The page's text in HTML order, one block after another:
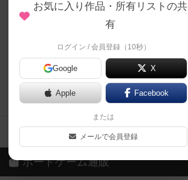
お気に入り作品・所有リストの共
有
ログイン / 会員登録（10秒）
Google X
Apple Facebook
または
メールで会員登録
メカニクス特集
掲示板・トピックス
ボドとも・会員一覧
ボードゲーム業界コラム
ボドゲーマご利用案内
ボードゲーム通販